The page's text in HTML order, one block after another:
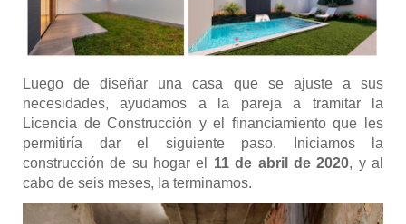
Luego de diseñar una casa que se ajuste a sus
necesidades, ayudamos a la pareja a tramitar la
Licencia de Construcción y el financiamiento que les
permitiría dar el siguiente paso. Iniciamos la
construcción de su hogar el 11 de abril de 2020, y al
cabo de seis meses, la terminamos.